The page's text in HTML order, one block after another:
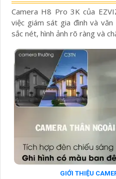
Camera H8 Pro 3K của
việc giám sát gia đình và
sắc nét, hình ảnh rõ ràng và
GIỚI THIỆU